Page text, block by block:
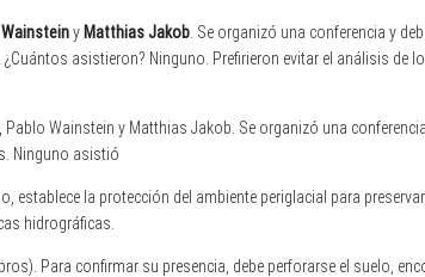
y Matthias Jakob . Se organizó una conferencia y
asistieron? Ninguno. Prefirieron evitar el análisis de
Wainstein y Matthias Jakob. Se organizó una
Ninguno asistió
establece la protección del ambiente periglacial para
hidrográficas.
Para confirmar su presencia, debe perforarse el suelo,